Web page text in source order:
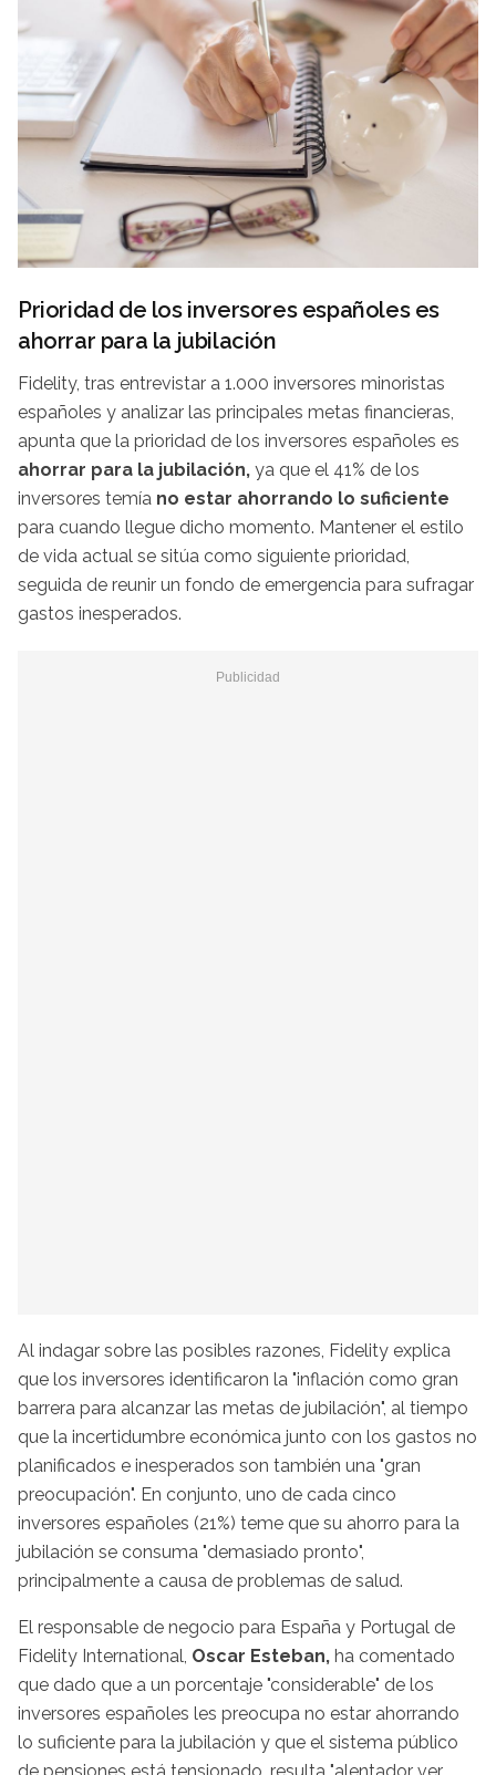
Prioridad de los inversores españoles es
ahorrar para la jubilación
Fidelity, tras entrevistar a 1.000 inversores minoristas
españoles y analizar las principales metas financieras,
apunta que la prioridad de los inversores españoles es
ahorrar para la jubilación, ya que el 41% de los
inversores temía no estar ahorrando lo suficiente
para cuando llegue dicho momento. Mantener el estilo
de vida actual se sitúa como siguiente prioridad,
seguida de reunir un fondo de emergencia para sufragar
gastos inesperados.
Al indagar sobre las posibles razones, Fidelity explica
que los inversores identificaron la "inflación como gran
barrera para alcanzar las metas de jubilación", al tiempo
que la incertidumbre económica junto con los gastos no
planificados e inesperados son también una "gran
preocupación". En conjunto, uno de cada cinco
inversores españoles (21%) teme que su ahorro para la
jubilación se consuma "demasiado pronto",
principalmente a causa de problemas de salud.
El responsable de negocio para España y Portugal de
Fidelity International, Oscar Esteban, ha comentado
que dado que a un porcentaje "considerable" de los
inversores españoles les preocupa no estar ahorrando
lo suficiente para la jubilación y que el sistema público